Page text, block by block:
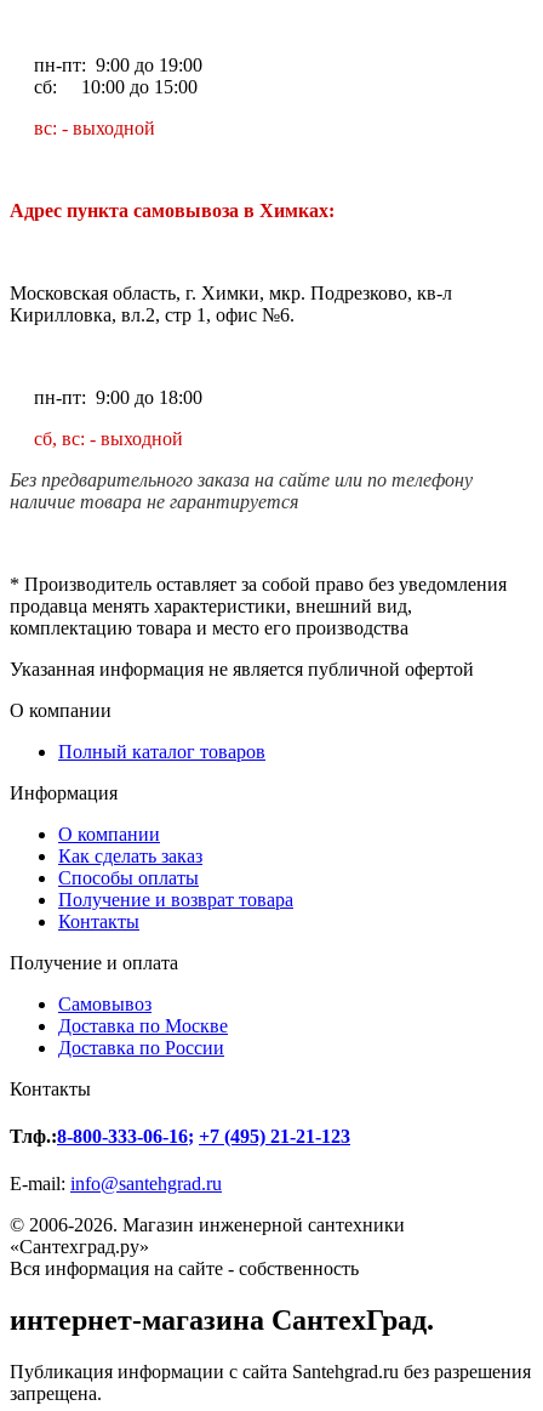
пн-пт: 9:00 до 19:00
сб: 10:00 до 15:00
вс: - выходной
Адрес пункта самовывоза в Химках:
Московская область, г. Химки, мкр. Подрезково, кв-л
Кирилловка, вл.2, стр 1, офис №6.
пн-пт: 9:00 до 18:00
сб, вс: - выходной
Без предварительного заказа на сайте или по телефону
наличие товара не гарантируется
* Производитель оставляет за собой право без уведомления
продавца менять характеристики, внешний вид,
комплектацию товара и место его производства
Указанная информация не является публичной офертой
О компании
Полный каталог товаров
Информация
О компании
Как сделать заказ
Способы оплаты
Получение и возврат товара
Контакты
Получение и оплата
Самовывоз
Доставка по Москве
Доставка по России
Контакты
Тлф.:8-800-333-06-16; +7 (495) 21-21-123
E-mail: info@santehgrad.ru
© 2006-2026. Магазин инженерной сантехники
«Сантехград.ру»
Вся информация на сайте - собственность
интернет-магазина СантехГрад.
Публикация информации с сайта Santehgrad.ru без разрешения
запрещена.